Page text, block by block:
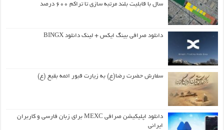
سال با قابلیت بلند مرتبه سازی تا تراکم ۶۰۰ درصد
دانلود صرافی بینگ ایکس + لینک دانلود BINGX
سفارش حضرت رضا(ع) به زیارت قبور ائمه بقیع (ع)
دانلود اپلیکیشن صرافی MEXC برای زبان فارسی و کاربران
ایرانی